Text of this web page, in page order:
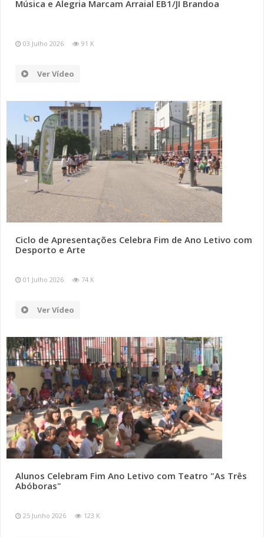
Música e Alegria Marcam Arraial EB1/JI Brandoa
03 Julho 2026 91 K
Ver Vídeo
Ciclo de Apresentações Celebra Fim de Ano Letivo com
Desporto e Arte
01 Julho 2026 74 K
Ver Vídeo
Alunos Celebram Fim Ano Letivo com Teatro "As Três
Abóboras"
25 Junho 2026 123 K